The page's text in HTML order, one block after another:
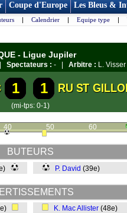
Coupe d'Europe Les Bleus &
| Calendrier | Equipe type |
- Ligue Jupiler
Spectateurs : - | Arbitre : L. Visser
1 1 RU ST
(mi-tps: 0-1)
40 50 60
BUTEURS
P. David (39e)
K. Mac Allister (48e)